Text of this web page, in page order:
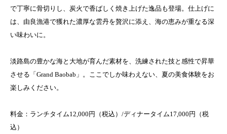
で丁寧に骨切りし、炭火で香ばしく焼き上げた逸品も登場。仕上げに
は、由良漁港で獲れた濃厚な雲丹を贅沢に添え、海の恵みが重なる深
い味わいに。
淡路島の豊かな海と大地が育んだ素材を、洗練された技と感性で昇華
させる「Grand Baobab」。ここでしか味わえない、夏の美食体験をお
楽しみください。
料金：ランチタイム12,000円（税込）/ディナータイム17,000円（税
込）